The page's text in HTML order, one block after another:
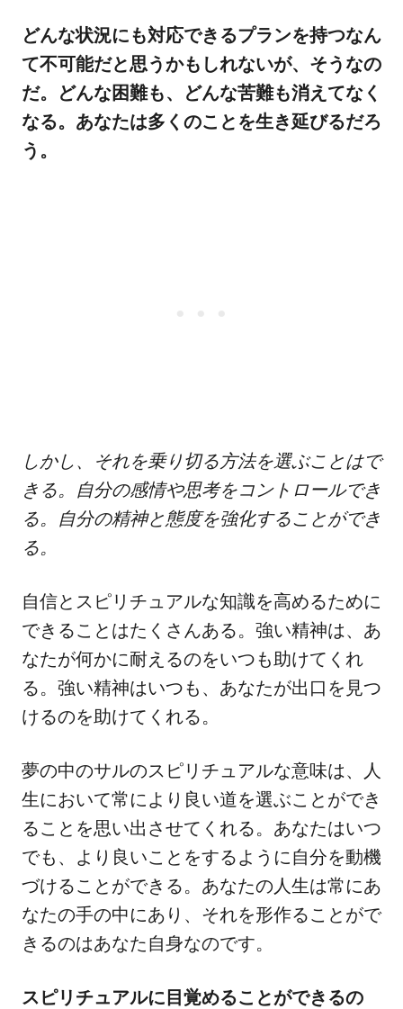
どんな状況にも対応できるプランを持つなん
て不可能だと思うかもしれないが、そうなの
だ。どんな困難も、どんな苦難も消えてなく
なる。あなたは多くのことを生き延びるだろ
う。
しかし、それを乗り切る方法を選ぶことはで
きる。自分の感情や思考をコントロールでき
る。自分の精神と態度を強化することができ
る。
自信とスピリチュアルな知識を高めるために
できることはたくさんある。強い精神は、あ
なたが何かに耐えるのをいつも助けてくれ
る。強い精神はいつも、あなたが出口を見つ
けるのを助けてくれる。
夢の中のサルのスピリチュアルな意味は、人
生において常により良い道を選ぶことができ
ることを思い出させてくれる。あなたはいつ
でも、より良いことをするように自分を動機
づけることができる。あなたの人生は常にあ
なたの手の中にあり、それを形作ることがで
きるのはあなた自身なのです。
スピリチュアルに目覚めることができるの